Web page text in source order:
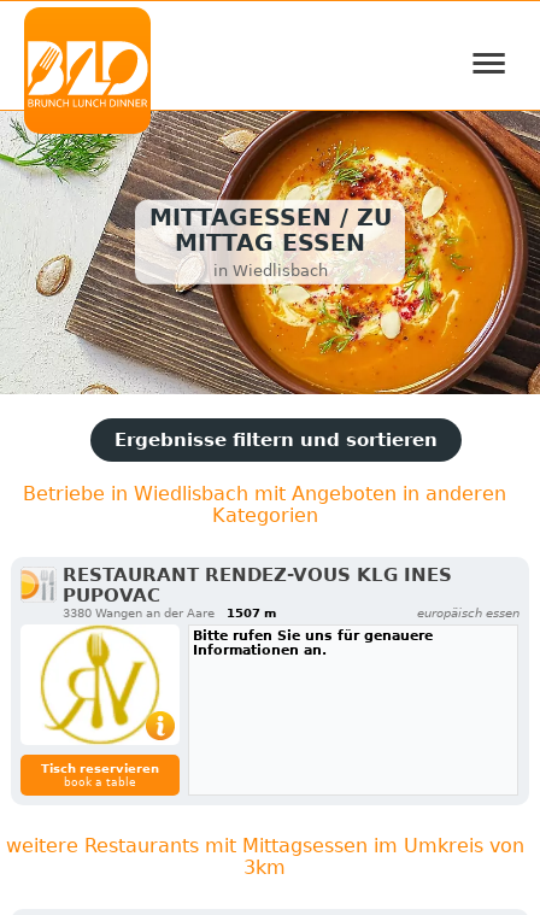
≡
MITTAGESSEN / ZU
MITTAG ESSEN
in Wiedlisbach
Ergebnisse filtern und sortieren
Betriebe in Wiedlisbach mit Angeboten in anderen
Kategorien
RESTAURANT RENDEZ-VOUS KLG INES
PUPOVAC
3380 Wangen an der Aare 1507 m europäisch essen
Tisch reservieren
book a table
Bitte rufen Sie uns für genauere
Informationen an.
weitere Restaurants mit Mittagsessen im Umkreis von
3km